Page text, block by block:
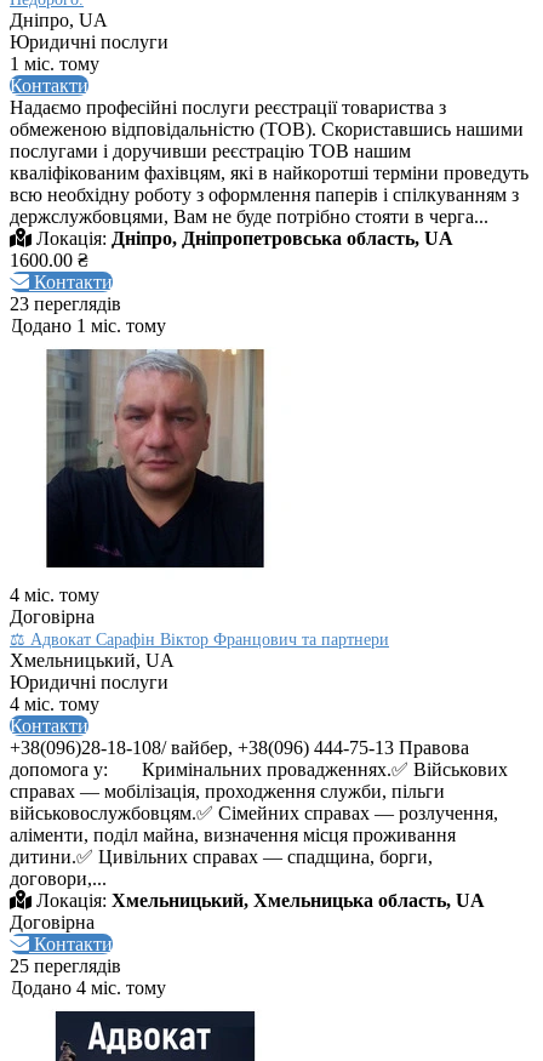
Дніпро, UA
Юридичні послуги
1 міс. тому
Контакти
Надаємо професійні послуги реєстрації товариства з
обмеженою відповідальністю (ТОВ). Скориставшись нашими
послугами і доручивши реєстрацію ТОВ нашим
кваліфікованим фахівцям, які в найкоротші терміни проведуть
всю необхідну роботу з оформлення паперів і спілкуванням з
держслужбовцями, Вам не буде потрібно стояти в черга...
Локація: Дніпро, Дніпропетровська область, UA
1600.00 ₴
Контакти
23 переглядів
Додано 1 міс. тому
4 міс. тому
Договірна
⚖️ Адвокат Сарафін Віктор Францович та партнери
Хмельницький, UA
Юридичні послуги
4 міс. тому
Контакти
+38(096)28-18-108/ вайбер, +38(096) 444-75-13 Правова
допомога у: Кримінальних провадженнях.✅ Військових
справах — мобілізація, проходження служби, пільги
військовослужбовцям.✅ Сімейних справах — розлучення,
аліменти, поділ майна, визначення місця проживання
дитини.✅ Цивільних справах — спадщина, борги,
договори,...
Локація: Хмельницький, Хмельницька область, UA
Договірна
Контакти
25 переглядів
Додано 4 міс. тому